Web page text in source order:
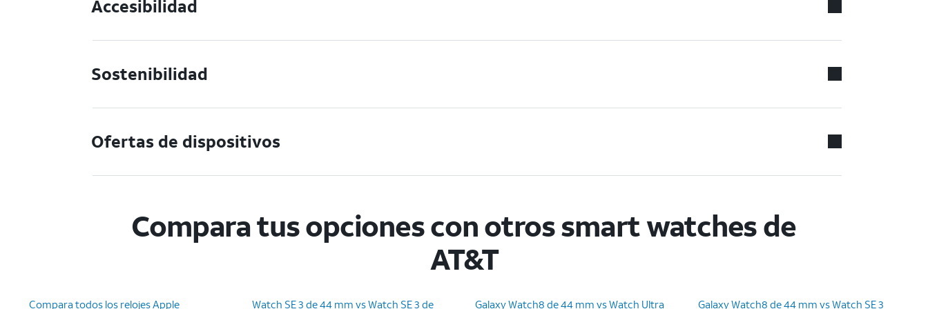
Accesibilidad
Sostenibilidad
Ofertas de dispositivos
Compara tus opciones con otros smart watches de
AT&T
Compara todos los relojes Apple Watch SE 3 de 44 mm vs Watch SE 3 de Galaxy Watch8 de 44 mm vs Watch Ultra Galaxy Watch8 de 44 mm vs Watch SE 3